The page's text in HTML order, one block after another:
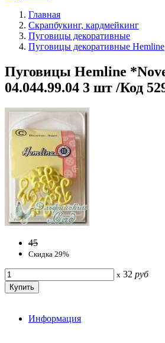
Главная
Скрапбукинг, кардмейкинг
Пуговицы декоративные
Пуговицы декоративные Hemline
Пуговицы Hemline
04.044.99.04 3 шт /Код
45
Скидка 29%
x 32 руб
Информация